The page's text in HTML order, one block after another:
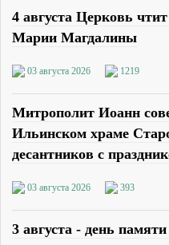
4 августа Церковь
Марии Магдалины
03 августа 2026 1219
Митрополит Иоанн
Ильинском храме
десантников с
03 августа 2026 393
3 августа - день